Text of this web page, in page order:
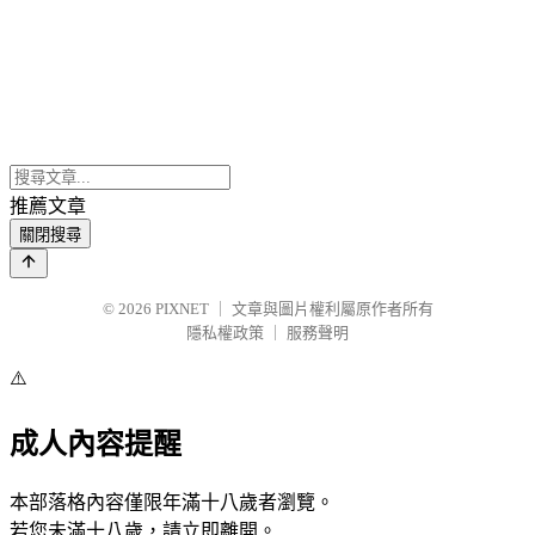
推薦文章
關閉搜尋
© 2026 PIXNET
文章與圖片權利屬原作者所有
隱私權政策
服務聲明
⚠️
成人內容提醒
本部落格內容僅限年滿十八歲者瀏覽。
若您未滿十八歲，請立即離開。